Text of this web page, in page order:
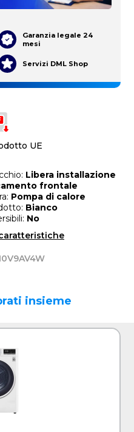
UE
Libera installazione
frontale
Pompa di calore
Bianco
No
Garanzia legale 24
mesi
Servizi DML Shop
insieme